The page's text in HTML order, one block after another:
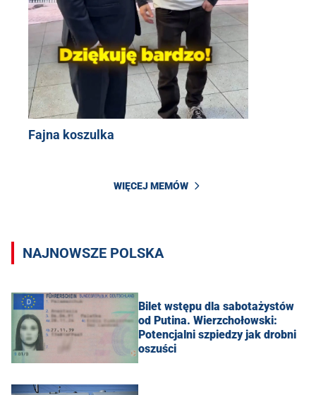
Fajna koszulka
WIĘCEJ MEMÓW
NAJNOWSZE POLSKA
Bilet wstępu dla sabotażystów
od Putina. Wierzchołowski:
Potencjalni szpiedzy jak drobni
oszuści